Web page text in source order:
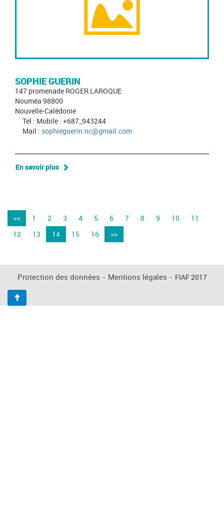
SOPHIE GUERIN
147 promenade ROGER LAROQUE
Nouméa 98800
Nouvelle-Calédonie
Tel : Mobile : +687_943244
Mail : sophieguerin.nc@gmail.com
En savoir plus
<< 1 2 3 4 5 6 7 8 9 10
11
12
13 14 15 16 >>
Protection des données - Mentions légales - FIAF 2017